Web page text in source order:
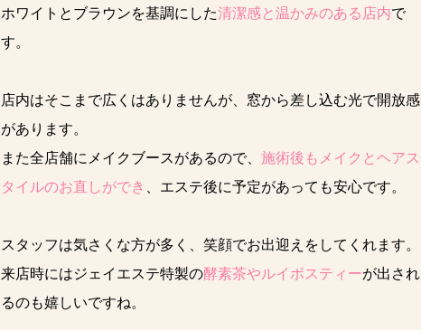
ホワイトとブラウンを基調にした清潔感と温かみのある店内で
す。
店内はそこまで広くはありませんが、窓から差し込む光で開放感
があります。
また全店舗にメイクブースがあるので、 施術後もメイクとヘアス
タイルのお直しができ 、エステ後に予定があっても安心です。
スタッフは気さくな方が多く、笑顔でお出迎えをしてくれます。
来店時にはジェイエステ特製の酵素茶やルイボスティーが出され
るのも嬉しいですね。